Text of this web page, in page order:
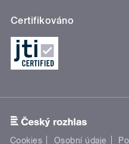
Certifikováno
Cookies Osobní údaje